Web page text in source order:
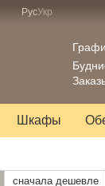
РусУкр
Шкафы
сначала дешевле